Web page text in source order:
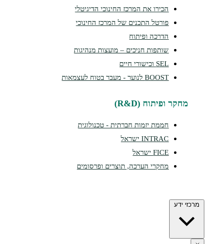
הכירו את המרכז החינוכי הדיגיטלי
פורטל התכנים של המרכז החינוכי
הדרכה ופיתוח
שותפות חניכים – מועצות מנהיגות
SEL וכישורי חיים
BOOST לנוער - מעבר בטוח לעצמאות
מחקר ופיתוח (R&D)
חממת יזמות חברתית - טכנולוגית
INTRAC ישראל
FICE ישראל
מחקרי הערכה, תוצרים ופרסומים
מרכזי ידע